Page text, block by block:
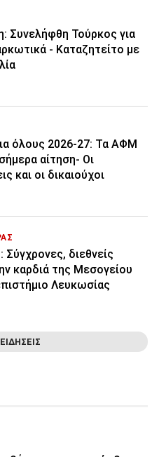
Συνελήφθη Τούρκος για
- Καταζητείτο με
όλους 2026-27: Τα ΑΦΜ
αίτηση- Οι
και οι δικαιούχοι
Σύγχρονες, διεθνείς
καρδιά της Μεσογείου
Λευκωσίας